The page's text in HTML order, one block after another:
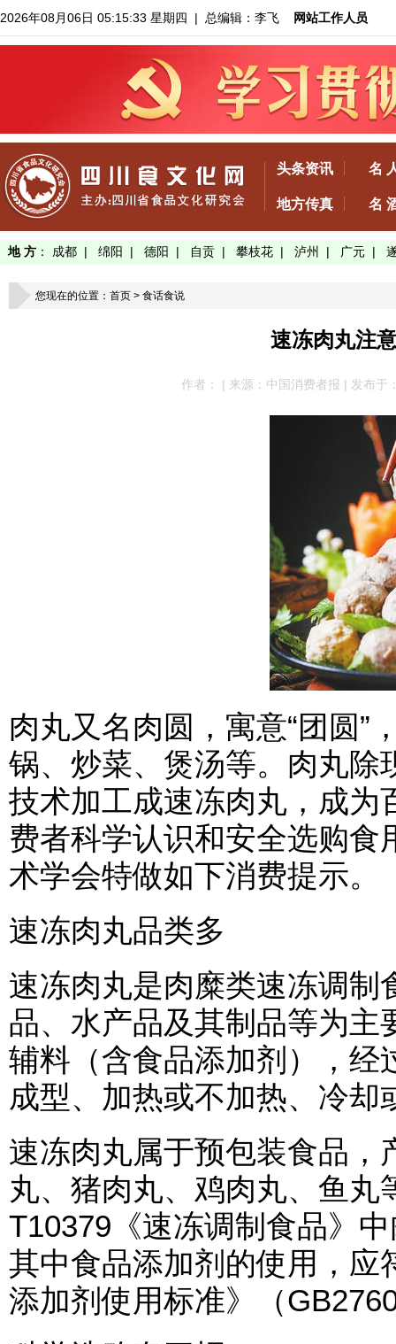
2026年08月06日 05:15:33 星期四 | 总编辑：李飞 网站工作人员
头条资讯 名
地方传真 名
地 方 ： 成都 | 绵阳 | 德阳 | 自贡 | 攀枝花 | 泸州 | 广元 |
您现在的位置： 首页 > 食话食说
速冻肉丸注
作者： | 来源：中国消费者报 | 发布
肉丸又名肉圆，寓意“团圆”
锅、炒菜、煲汤等。肉丸除
技术加工成速冻肉丸，成为
费者科学认识和安全选购
术学会特做如下消费提示。
速冻肉丸品类多
速冻肉丸是肉糜类速冻调制
品、水产品及其制品等为主
辅料（含食品添加剂），经
成型、加热或不加热、冷
速冻肉丸属于预包装食品，
丸、猪肉丸、鸡肉丸、鱼丸
T10379《速冻调制食品》
其中食品添加剂的使用，应
添加剂使用标准》（